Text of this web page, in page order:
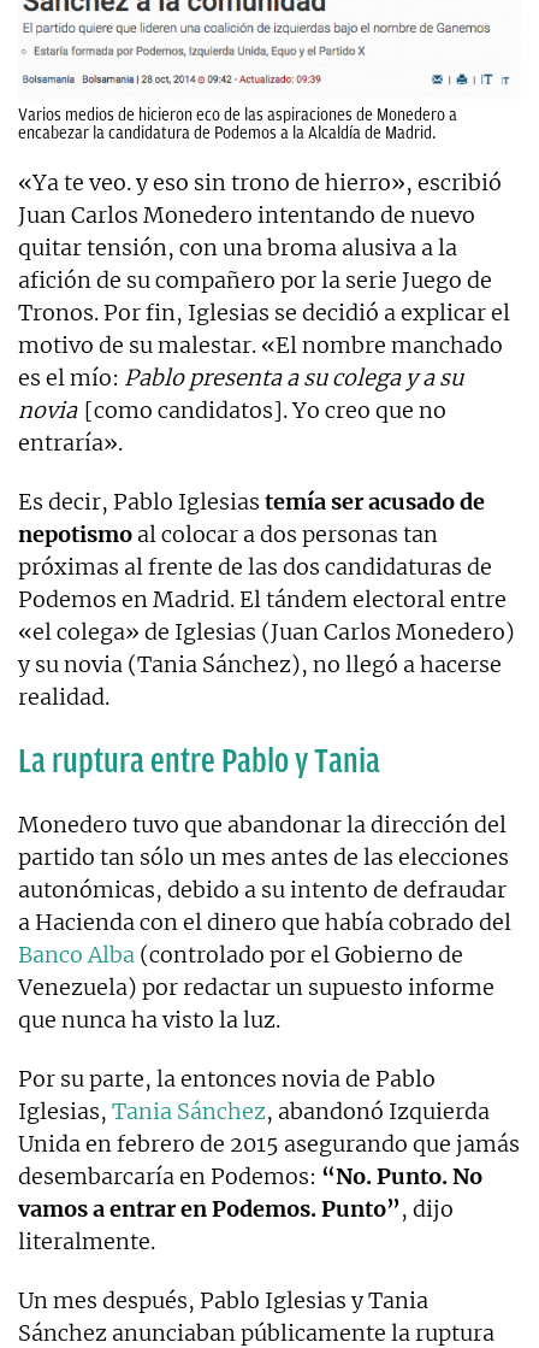
Varios medios de hicieron eco de las aspiraciones de Monedero a
encabezar la candidatura de Podemos a la Alcaldía de Madrid.
«Ya te veo. y eso sin trono de hierro», escribió
Juan Carlos Monedero intentando de nuevo
quitar tensión, con una broma alusiva a la
afición de su compañero por la serie Juego de
Tronos. Por fin, Iglesias se decidió a explicar el
motivo de su malestar. «El nombre manchado
es el mío: Pablo presenta a su colega y a su
novia [como candidatos]. Yo creo que no
entraría».
Es decir, Pablo Iglesias temía ser acusado de
nepotismo al colocar a dos personas tan
próximas al frente de las dos candidaturas de
Podemos en Madrid. El tándem electoral entre
«el colega» de Iglesias (Juan Carlos Monedero)
y su novia (Tania Sánchez), no llegó a hacerse
realidad.
La ruptura entre Pablo y Tania
Monedero tuvo que abandonar la dirección del
partido tan sólo un mes antes de las elecciones
autonómicas, debido a su intento de defraudar
a Hacienda con el dinero que había cobrado del
Banco Alba (controlado por el Gobierno de
Venezuela) por redactar un supuesto informe
que nunca ha visto la luz.
Por su parte, la entonces novia de Pablo
Iglesias, Tania Sánchez, abandonó Izquierda
Unida en febrero de 2015 asegurando que jamás
desembarcaría en Podemos: “No. Punto. No
vamos a entrar en Podemos. Punto”, dijo
literalmente.
Un mes después, Pablo Iglesias y Tania
Sánchez anunciaban públicamente la ruptura